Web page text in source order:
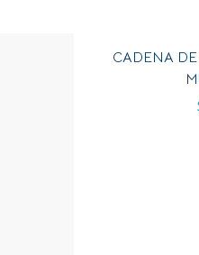
CADENA